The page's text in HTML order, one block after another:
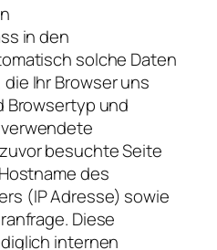
in den
solche Daten
Ihr Browser uns
Browsertyp und
besuchte Seite
des
(IP Adresse) sowie
Diese
internen